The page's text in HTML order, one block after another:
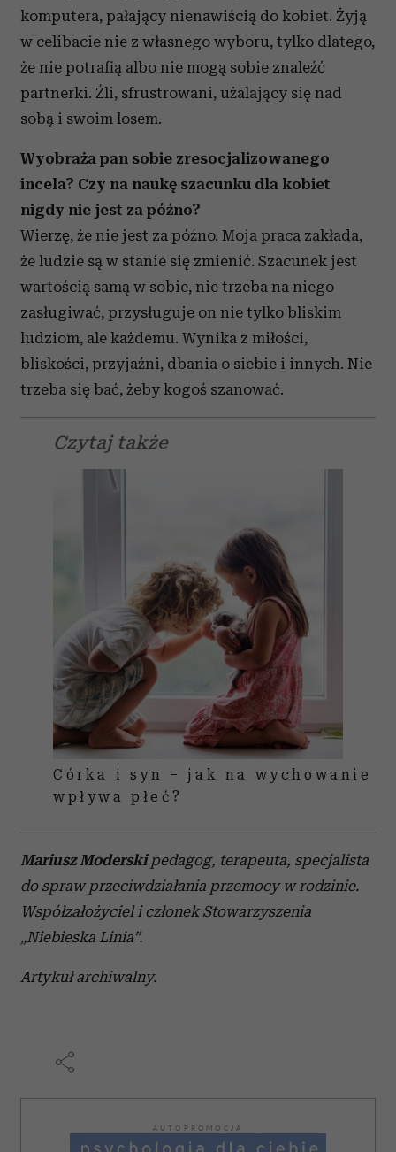
komputera, pałający nienawiścią do kobiet. Żyją
w celibacie nie z własnego wyboru, tylko dlatego,
że nie potrafią albo nie mogą sobie znaleźć
partnerki. Źli, sfrustrowani, użalający się nad
sobą i swoim losem.
Wyobraża pan sobie zresocjalizowanego
incela? Czy na naukę szacunku dla kobiet
nigdy nie jest za późno?
Wierzę, że nie jest za późno. Moja praca zakłada,
że ludzie są w stanie się zmienić. Szacunek jest
wartością samą w sobie, nie trzeba na niego
zasługiwać, przysługuje on nie tylko bliskim
ludziom, ale każdemu. Wynika z miłości,
bliskości, przyjaźni, dbania o siebie i innych. Nie
trzeba się bać, żeby kogoś szanować.
Czytaj także
Córka i syn – jak na wychowanie
wpływa płeć?
Mariusz Moderskipedagog, terapeuta, specjalista
do spraw przeciwdziałania przemocy w rodzinie.
Współzałożyciel i członek Stowarzyszenia
„Niebieska Linia”.
Artykuł archiwalny.
AUTOPROMOCJA